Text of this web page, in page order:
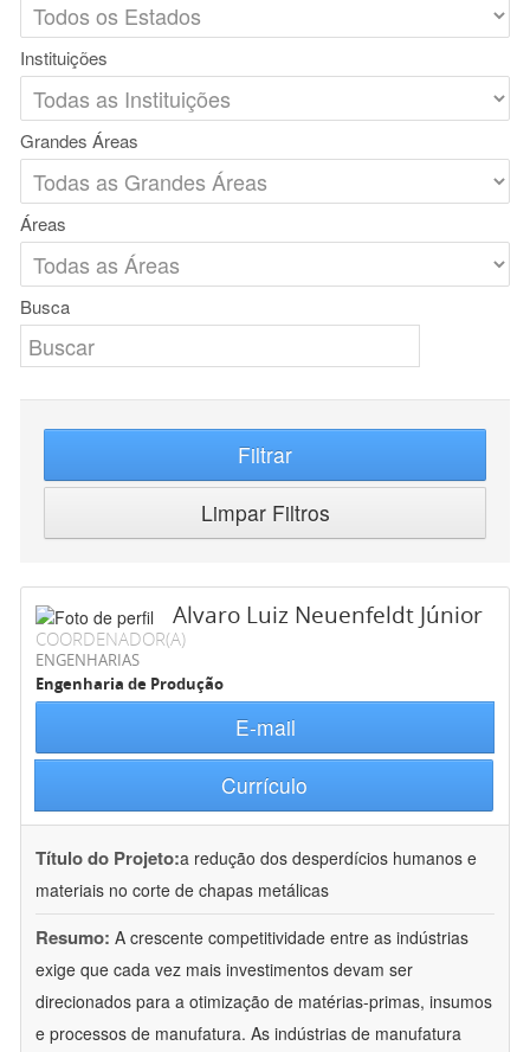
Instituições
Grandes Áreas
Áreas
Busca
Filtrar
Limpar Filtros
Alvaro Luiz Neuenfeldt Júnior
COORDENADOR(A)
ENGENHARIAS
Engenharia de Produção
E-mail
Currículo
Título do Projeto:a redução dos desperdícios humanos e
materiais no corte de chapas metálicas
Resumo: A crescente competitividade entre as indústrias
exige que cada vez mais investimentos devam ser
direcionados para a otimização de matérias-primas, insumos
e processos de manufatura. As indústrias de manufatura